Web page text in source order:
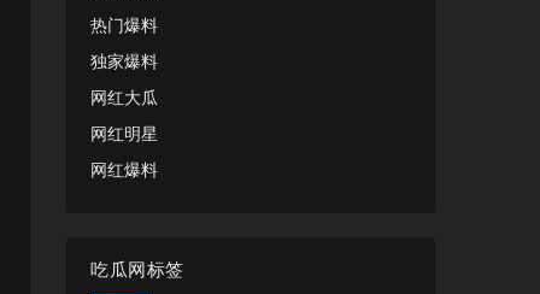
热门爆料
独家爆料
网红大瓜
网红明星
网红爆料
吃瓜网标签